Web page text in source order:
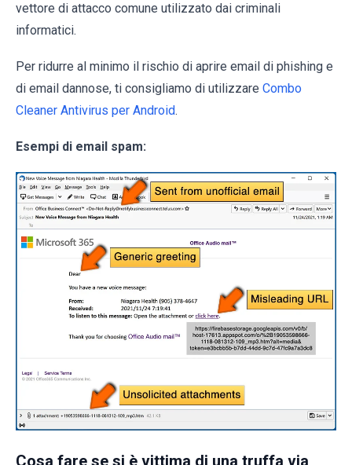
vettore di attacco comune utilizzato dai criminali
informatici.
Per ridurre al minimo il rischio di aprire email di phishing e
di email dannose, ti consigliamo di utilizzare Combo
Cleaner Antivirus per Android.
Esempi di email spam:
Cosa fare se si è vittima di una truffa via